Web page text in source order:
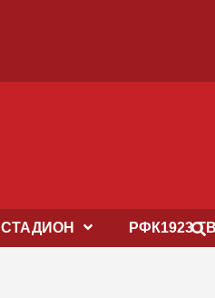
СТАДИОН РФК1923